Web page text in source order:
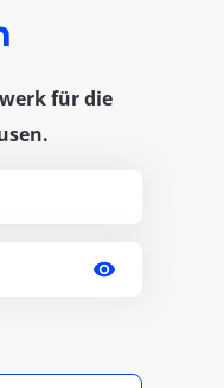
für die